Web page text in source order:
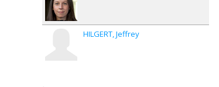
HILGERT Jeffrey